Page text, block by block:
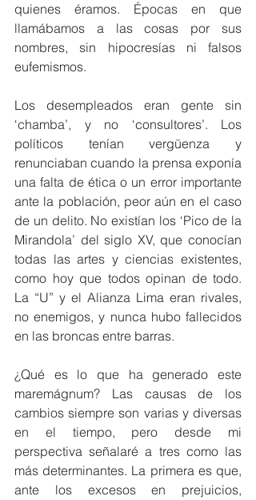
quienes éramos. Épocas en que
llamábamos a las cosas por sus
nombres, sin hipocresías ni falsos
eufemismos.
Los desempleados eran gente sin
‘chamba’, y no ‘consultores’. Los
políticos tenían vergüenza y
renunciaban cuando la prensa exponía
una falta de ética o un error importante
ante la población, peor aún en el caso
de un delito. No existían los ‘Pico de la
Mirandola’ del siglo XV, que conocían
todas las artes y ciencias existentes,
como hoy que todos opinan de todo.
La “U” y el Alianza Lima eran rivales,
no enemigos, y nunca hubo fallecidos
en las broncas entre barras.
¿Qué es lo que ha generado este
maremágnum? Las causas de los
cambios siempre son varias y diversas
en el tiempo, pero desde mi
perspectiva señalaré a tres como las
más determinantes. La primera es que,
ante los excesos en prejuicios,